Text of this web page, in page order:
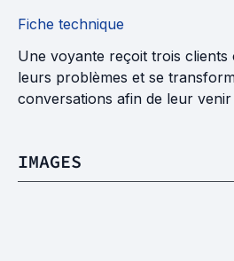
Fiche technique
Une voyante reçoit trois clients
leurs problèmes et se
conversations afin de leur venir
IMAGES